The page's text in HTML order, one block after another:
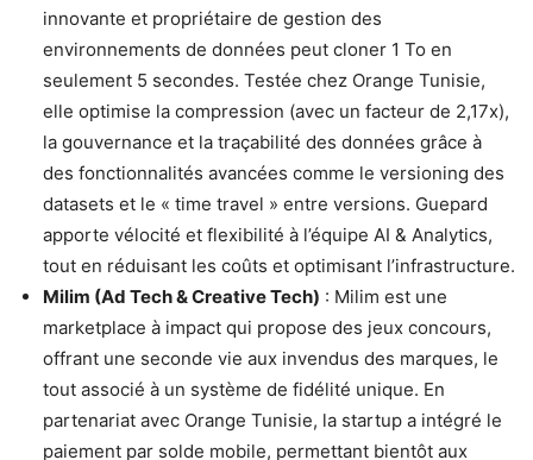
innovante et propriétaire de gestion des
environnements de données peut cloner 1 To en
seulement 5 secondes. Testée chez Orange Tunisie,
elle optimise la compression (avec un facteur de 2,17x),
la gouvernance et la traçabilité des données grâce à
des fonctionnalités avancées comme le versioning des
datasets et le « time travel » entre versions. Guepard
apporte vélocité et flexibilité à l’équipe AI & Analytics,
tout en réduisant les coûts et optimisant l’infrastructure.
Milim (Ad Tech & Creative Tech) : Milim est une
marketplace à impact qui propose des jeux concours,
offrant une seconde vie aux invendus des marques, le
tout associé à un système de fidélité unique. En
partenariat avec Orange Tunisie, la startup a intégré le
paiement par solde mobile, permettant bientôt aux